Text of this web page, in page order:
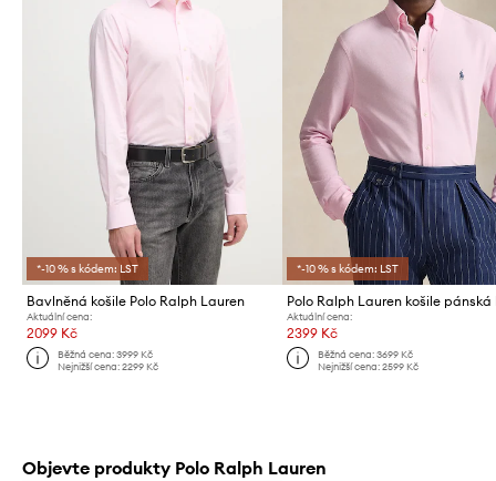
*-10 % s kódem: LST
Bavlněná košile Polo Ralph Lauren
Aktuální cena:
2099 Kč
Běžná cena:3999 Kč
Nejnižší cena:2299 Kč
*-10 % s kódem: LST
Aktuální cena:
2399 Kč
Běžná cena: 3699 Kč
Nejnižší cena: 2599 Kč
Objevte produkty Polo Ralph Lauren